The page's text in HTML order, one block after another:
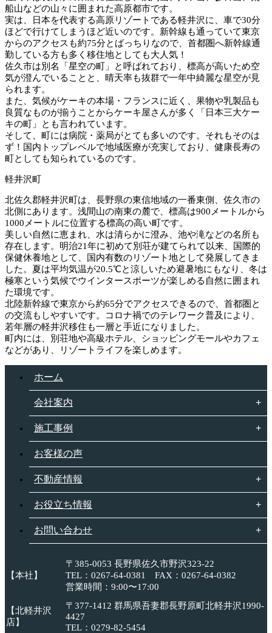
船山などの山々に囲まれた高原都市です。
実は、日本を代表する高原リゾートである軽井沢に、車で30分
ほどで行けてしまうほど近いのです。新幹線も通っていて東京
からのアクセスも約75分とばっちりなので、首都圏へ新幹線通
勤している方も多く移住地としても大人気！
佐久市は別名「星空の町」と呼ばれており、標高が高いため空
気が澄んでいることと、晴天率も抜群で一年中綺麗な星空が見
られます。
また、気候がケーキの本場・フランスに近く、果物や乳製品も
良質なものが揃うことからケーキ屋さんが多く「日本三大ケー
キの町」とも言われています。
そして、町には病院・薬局がとても多いのです。それもそのは
ず！国内トップレベルで地域医療が充実しており、健康長寿の
町としても知られているのです。
軽井沢町
北佐久郡軽井沢町は、長野県の東信地域の一番東側、佐久市の
北側にあります。浅間山の南東の麓で、標高は900メートルから
1000メートルに位置する標高の高い町です。
美しい自然に恵まれ、水は清らかに澄み、池や滝などの名所も
存在します。明治21年に初めて別荘が建てられて以来、国際的
保健休養地として、国内有数のリゾート地として発展してきま
した。夏は平均気温が20.5℃と涼しいため避暑地にもなり、冬は
極寒という気候でウインタースポーツが楽しめる自然に囲まれ
た環境です。
北陸新幹線で東京から約65分でアクセスできるので、首都圏と
の交流もしやすいです。コロナ禍でのテレワーク普及により、
若年層の軽井沢移住も一層と手近になりました。
町内には、別荘地や高級ホテル、ショッピングモールやカフェ
などがあり、リゾートライフを楽しめます。
ホーム
会社案内
施工事例
お客様の声
不動産情報
お役立ち情報
お問い合わせ
【本社】
〒385-0053 長野県佐久市野沢323-22
TEL：0267-64-0381 FAX：0267-64-0382
営業時間：9:00〜17:00
【北軽井沢
店】
〒377-1412 群馬県吾妻郡長野原町北軽井沢1990-
4427
TEL：0279-82-5454